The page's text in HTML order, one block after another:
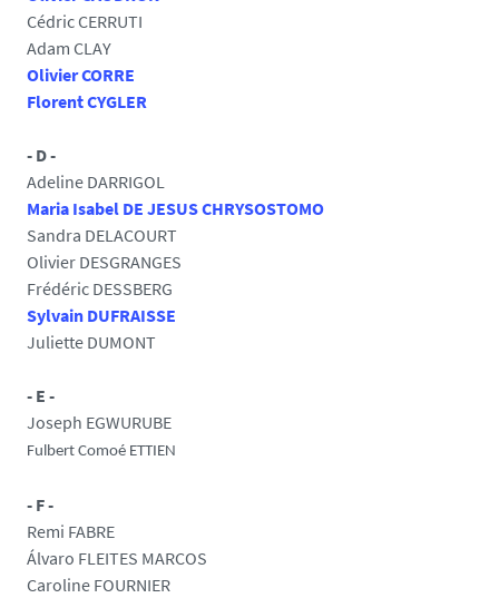
Cédric CERRUTI
Adam CLAY
Olivier CORRE
Florent CYGLER
- D -
Adeline DARRIGOL
Maria Isabel DE JESUS CHRYSOSTOMO
Sandra DELACOURT
Olivier DESGRANGES
Frédéric DESSBERG
Sylvain DUFRAISSE
Juliette DUMONT
- E -
Joseph EGWURUBE
Fulbert Comoé ETTIEN
- F -
Remi FABRE
Álvaro FLEITES MARCOS
Caroline FOURNIER